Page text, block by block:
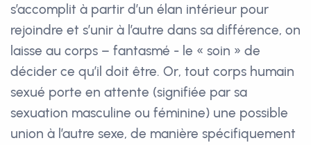
s’accomplit à partir d’un élan intérieur pour
rejoindre et s’unir à l’autre dans sa différence, on
laisse au corps – fantasmé - le « soin » de
décider ce qu’il doit être. Or, tout corps humain
sexué porte en attente (signifiée par sa
sexuation masculine ou féminine) une possible
union à l’autre sexe, de manière spécifiquement